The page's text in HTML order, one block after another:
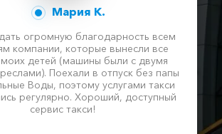
Мария К.
огромную благодарность всем
компании, которые вынесли все
детей (машины были с двумя
Поехали в отпуск без папы
Воды, поэтому услугами такси
регулярно. Хороший, доступный
сервис такси!